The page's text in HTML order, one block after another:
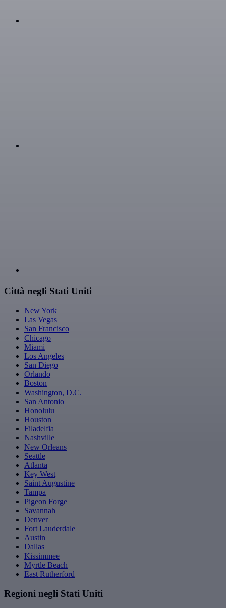
Città negli Stati Uniti
New York
Las Vegas
San Francisco
Chicago
Miami
Los Angeles
San Diego
Orlando
Boston
Washington, D.C.
San Antonio
Honolulu
Houston
Filadelfia
Nashville
New Orleans
Seattle
Atlanta
Key West
Saint Augustine
Tampa
Pigeon Forge
Savannah
Denver
Fort Lauderdale
Austin
Dallas
Kissimmee
Myrtle Beach
East Rutherford
Regioni negli Stati Uniti